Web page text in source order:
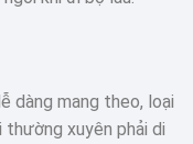
dàng mang theo, loại
thường xuyên phải di